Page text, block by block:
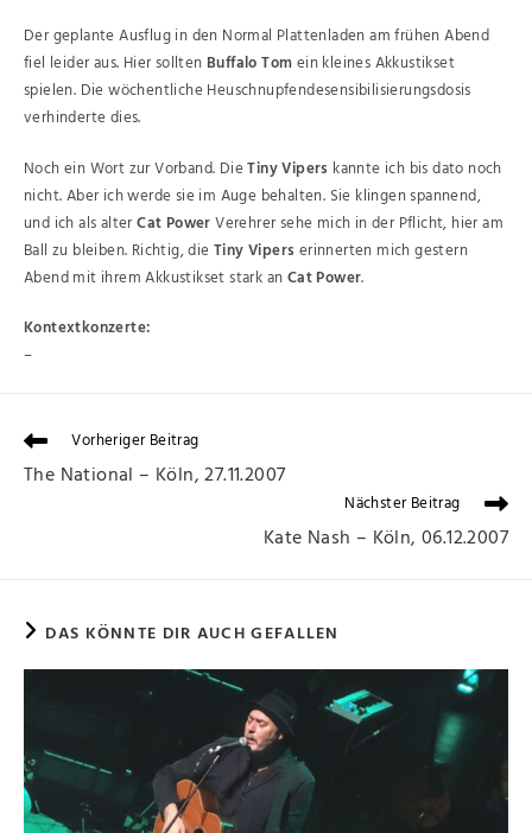
Der geplante Ausflug in den Normal Plattenladen am frühen Abend
fiel leider aus. Hier sollten Buffalo Tomein kleines Akkustikset
spielen. Die wöchentliche Heuschnupfendesensibilisierungsdosis
verhinderte dies.
Noch ein Wort zur Vorband. DieTiny Vipers kannte ich bis dato noch
nicht. Aber ich werde sie im Auge behalten. Sie klingen spannend,
und ich als alterCat PowerVerehrer sehe mich in der Pflicht, hier am
Ball zu bleiben. Richtig, dieTiny Vipers erinnerten mich gestern
Abend mit ihrem Akkustikset stark anCat Power.
Kontextkonzerte:
–
Vorheriger Beitrag
The National – Köln, 27.11.2007
Nächster Beitrag
Kate Nash – Köln, 06.12.2007
DAS KÖNNTE DIR AUCH GEFALLEN